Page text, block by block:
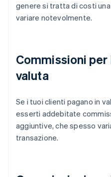
genere si tratta di costi
variare notevolmente.
Commissioni
valuta
Se i tuoi clienti pagano in
esserti addebitate
aggiuntive, che spesso
transazione.